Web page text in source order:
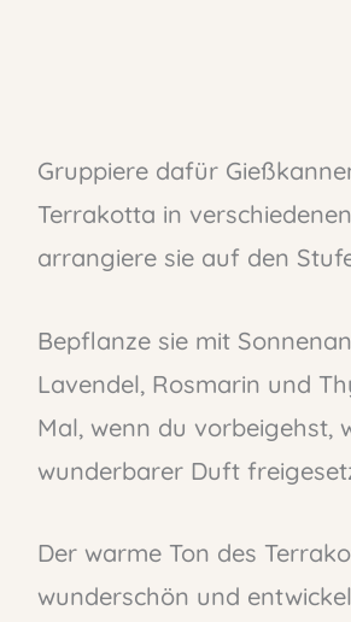
Gruppiere dafür
Terrakotta in
arrangiere sie auf den
Bepflanze sie mit
Lavendel, Rosmarin und
Mal, wenn du vorbeigehst,
wunderbarer Duft
Der warme Ton des
wunderschön und